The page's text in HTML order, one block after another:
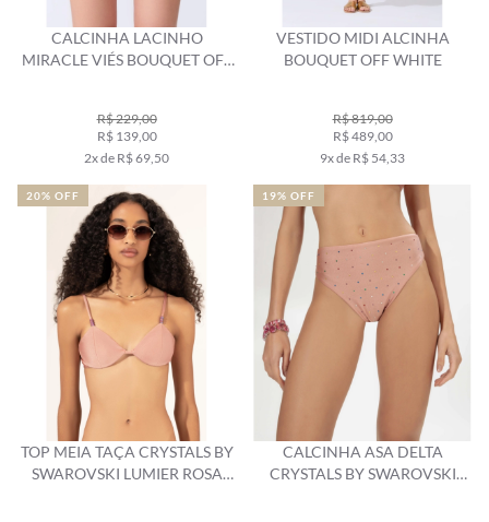
CALCINHA LACINHO
MIRACLE VIÉS BOUQUET OFF
R$ 229,00
R$ 139,00
2x de R$ 69,50
VESTIDO MIDI ALCINHA
BOUQUET OFF WHITE
R$ 819,00
R$ 489,00
9x de R$ 54,33
TOP MEIA TAÇA CRYSTALS BY
SWAROVSKI LUMIER ROSA
20% OFF
CALCINHA ASA DELTA
CRYSTALS BY SWAROVSKI
19% OFF